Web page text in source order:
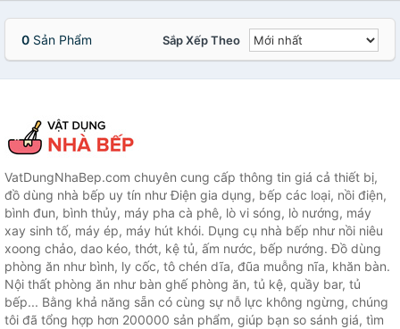
0 Sản Phẩm Sắp Xếp Theo
VatDungNhaBep.com chuyên cung cấp thông tin giá cả thiết bị,
đồ dùng nhà bếp uy tín như Điện gia dụng, bếp các loại, nồi điện,
bình đun, bình thủy, máy pha cà phê, lò vi sóng, lò nướng, máy
xay sinh tố, máy ép, máy hút khói. Dụng cụ nhà bếp như nồi niêu
xoong chảo, dao kéo, thớt, kệ tủ, ấm nước, bếp nướng. Đồ dùng
phòng ăn như bình, ly cốc, tô chén dĩa, đũa muỗng nĩa, khăn bàn.
Nội thất phòng ăn như bàn ghế phòng ăn, tủ kệ, quầy bar, tủ
bếp... Bằng khả năng sẵn có cùng sự nỗ lực không ngừng, chúng
tôi đã tổng hợp hơn 200000 sản phẩm, giúp bạn so sánh giá, tìm